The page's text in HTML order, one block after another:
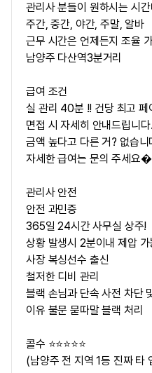
관리사 분들이 원하시는 시간
주간, 중간, 야간, 주말, 알바
근무 시간은 언제든지 조율
남양주 다산역3분거리
급여 조건
실 관리 40분 !! 건당 최고 페
면접 시 자세히 안내드립니다.
금액 높다고 다른 거? 없습니
자세한 급여는 문의 주세요�
관리사 안전
안전 과민증
365일 24시간 사무실 상주!
상황 발생시 2분이내 제압 가
사장 복싱선수 출신
철저한 디비 관리
블랙 손님과 단속 사전 차단
이유 불문 묻따말 블랙 처리
콜수 ⭐⭐⭐⭐⭐
(남양주 전 지역 1등 진짜 타